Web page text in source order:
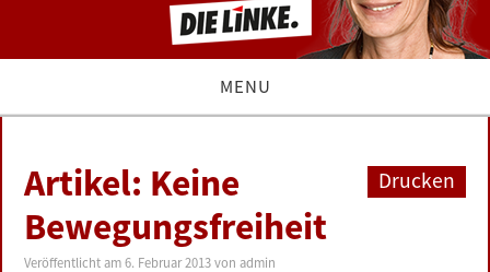
MENU
BUNDESTAG
PRESSE
Drucken
Artikel: Keine
Bewegungsfreiheit
Veröffentlicht am6. Februar 2013 vonadmin